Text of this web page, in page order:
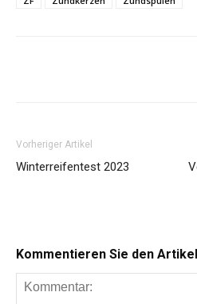
Vorheriger Artikel
Winterreifentest 2023
Kommentieren Sie den Artikel